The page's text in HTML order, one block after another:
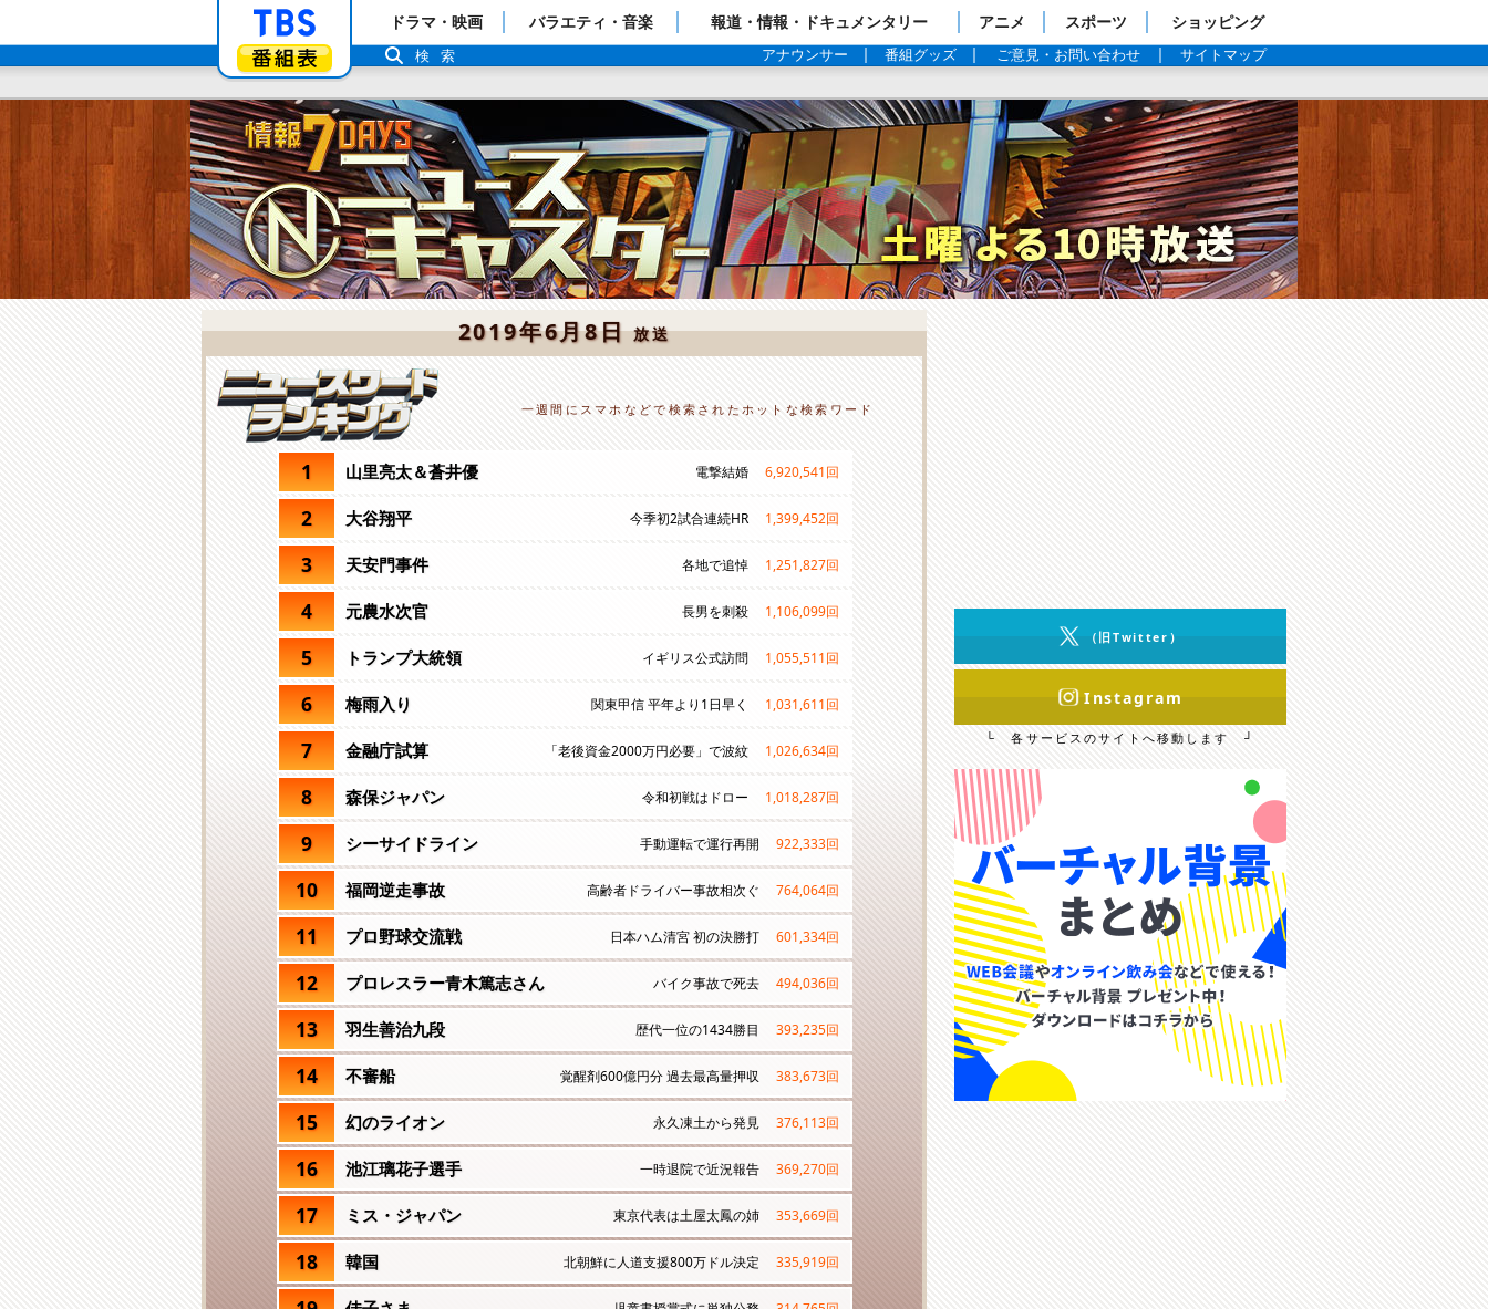
「TBSテレビ」トップページ
番組表
ドラマ・映画 バラエティ・音楽 報道・情報・ドキュメンタリー アニメ スポーツ ショッピング
アナウンサー 番組グッズ ご意見・お問い合わせ サイトマップ
検索
2019年6月8日放送
一週間にスマホなどで検索されたホットな検索ワード
1 山里亮太＆蒼井優 電撃結婚 6,920,541回
2 大谷翔平 今季初2試合連続HR 1,399,452回
3 天安門事件 各地で追悼 1,251,827回
4 元農水次官 長男を刺殺 1,106,099回
5 トランプ大統領 イギリス公式訪問 1,055,511回
6 梅雨入り 関東甲信 平年より1日早く 1,031,611回
7 金融庁試算 「老後資金2000万円必要」で波紋 1,026,634回
8 森保ジャパン 令和初戦はドロー 1,018,287回
9 シーサイドライン 手動運転で運行再開 922,333回
10 福岡逆走事故 高齢者ドライバー事故相次ぐ 764,064回
11 プロ野球交流戦 日本ハム清宮 初の決勝打 601,334回
12 プロレスラー青木篤志さん バイク事故で死去 494,036回
13 羽生善治九段 歴代一位の1434勝目 393,235回
14 不審船 覚醒剤600億円分 過去最高量押収 383,673回
15 幻のライオン 永久凍土から発見 376,113回
16 池江璃花子選手 一時退院で近況報告 369,270回
17 ミス・ジャパン 東京代表は土屋太鳳の姉 353,669回
18 韓国 北朝鮮に人道支援800万ドル決定 335,919回
（旧Twitter）
Instagram
└ 各サービスのサイトへ移動します ┘